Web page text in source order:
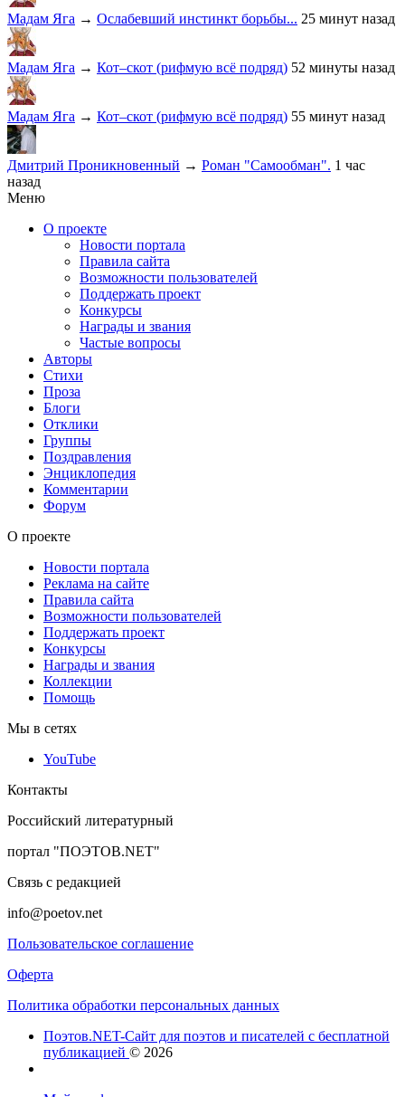
Мадам Яга → Ослабевший инстинкт борьбы... 25 минут назад
Мадам Яга → Кот–скот (рифмую всё подряд) 52 минуты назад
Мадам Яга → Кот–скот (рифмую всё подряд) 55 минут назад
Дмитрий Проникновенный → Роман "Самообман". 1 час
назад
Меню
О проекте
Новости портала
Правила сайта
Возможности пользователей
Поддержать проект
Конкурсы
Награды и звания
Частые вопросы
Авторы
Стихи
Проза
Блоги
Отклики
Группы
Поздравления
Энциклопедия
Комментарии
Форум
О проекте
Новости портала
Реклама на сайте
Правила сайта
Возможности пользователей
Поддержать проект
Конкурсы
Награды и звания
Коллекции
Помощь
Мы в сетях
YouTube
Контакты
Российский литературный
портал "ПОЭТОВ.NET"
Связь с редакцией
info@poetov.net
Пользовательское соглашение
Оферта
Политика обработки персональных данных
Поэтов.NET-Сайт для поэтов и писателей с бесплатной
публикацией © 2026